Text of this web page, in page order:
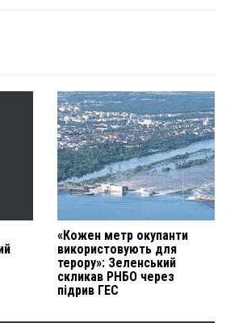
«Кожен метр окупанти
використовують для
терору»: Зеленський
скликав РНБО через
підрив ГЕС